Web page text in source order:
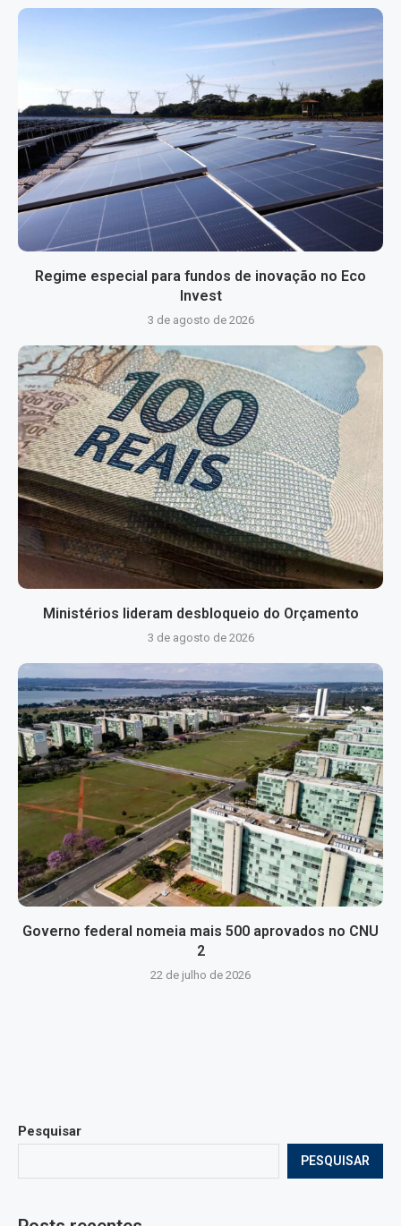
Regime especial para fundos de inovação no Eco
Invest
3 de agosto de 2026
Ministérios lideram desbloqueio do Orçamento
3 de agosto de 2026
Governo federal nomeia mais 500 aprovados no CNU
2
22 de julho de 2026
Pesquisar
PESQUISAR